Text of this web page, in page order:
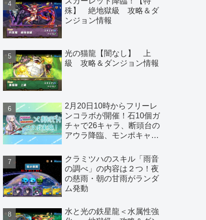
殊】 絶地獄級 攻略＆ダ
ンジョン情報
光の猫龍【闇なし】 上
級 攻略＆ダンジョン情報
2月20日10時からフリーレ
ンコラボが開催！石10個ガ
チャで26キャラ、断頭台の
アウラ降臨、モンポキャラ
クラミツハのスキル「雨音
の調べ」の内容は２つ！夜
の慈雨・朝の甘雨がランダ
ム発動
水と光の鉄星龍＜水属性強